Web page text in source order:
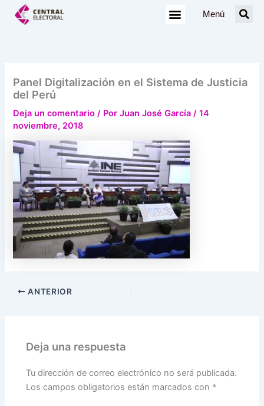
Menú
Panel Digitalización en el Sistema de Justicia
del Perú
Deja un comentario / PorJuan José García/14
noviembre, 2018
ANTERIOR
Deja una respuesta
Tu dirección de correo electrónico no será publicada.
Los campos obligatorios están marcados con *